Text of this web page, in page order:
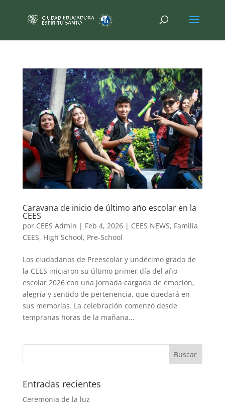
Caravana de inicio de último año escolar en la
CEES
por CEES Admin | Feb 4, 2026| CEES NEWS, Familia
CEES, High School, Pre-School
Los ciudadanos de Preescolar y undécimo grado de
la CEES iniciaron su último primer día del año
escolar 2026 con una jornada cargada de emoción,
alegría y sentido de pertenencia, que quedará en
sus memorias. La celebración comenzó desde
tempranas horas de la mañana...
Entradas recientes
Ceremonia de la luz